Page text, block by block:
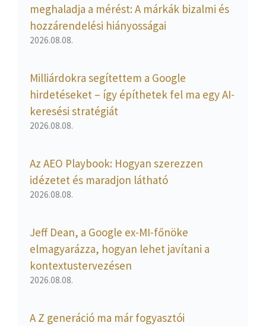
meghaladja a mérést: A márkák bizalmi és
hozzárendelési hiányosságai
2026.08.08.
Milliárdokra segítettem a Google
hirdetéseket – így építhetek fel ma egy AI-
keresési stratégiát
2026.08.08.
Az AEO Playbook: Hogyan szerezzen
idézetet és maradjon látható
2026.08.08.
Jeff Dean, a Google ex-MI-főnöke
elmagyarázza, hogyan lehet javítani a
kontextustervezésen
2026.08.08.
A Z generáció ma már fogyasztói